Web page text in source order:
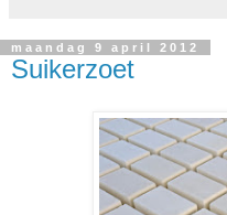
maandag 9 april 2012
Suikerzoet